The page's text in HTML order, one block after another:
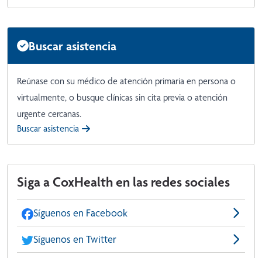
Buscar asistencia
Reúnase con su médico de atención primaria en persona o
virtualmente, o busque clínicas sin cita previa o atención
urgente cercanas.
Buscar asistencia
Siga a CoxHealth en las redes sociales
Síguenos en Facebook
Síguenos en Twitter